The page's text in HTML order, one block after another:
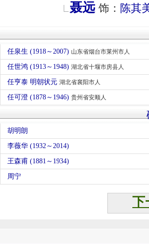
聂远 饰： 陈其
任泉生 (1918～2007) 山东省烟台市莱州市人
任世鸿 (1913～1948) 湖北省十堰市房县人
任亨泰 明朝状元 湖北省襄阳市人
任可澄 (1878～1946) 贵州省安顺人
胡明朗
李薇华 (1932～2014)
王森甫 (1881～1934)
周宁
下